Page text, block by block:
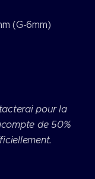
(G-6mm)
pour la
de 50%